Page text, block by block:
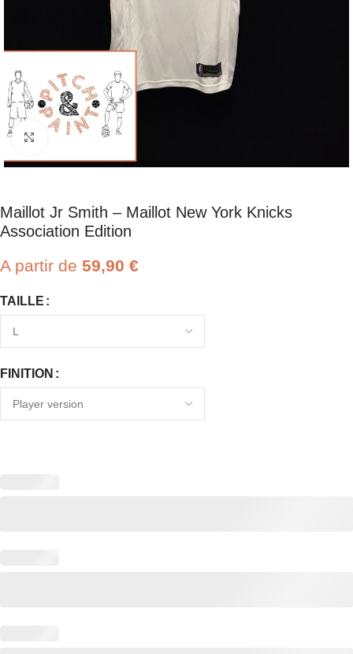
Click to enlarge
Maillot Jr Smith – Maillot New York Knicks
Association Edition
A partir de 59,90 €
TAILLE
FINITION